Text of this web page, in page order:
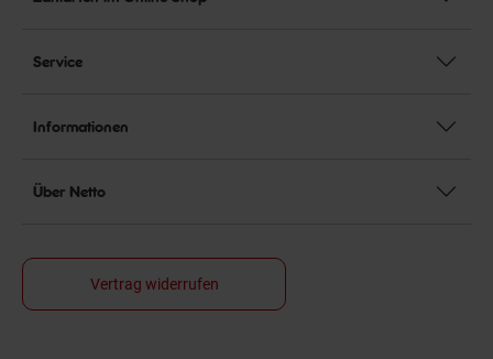
Service
Informationen
Über Netto
Vertrag widerrufen